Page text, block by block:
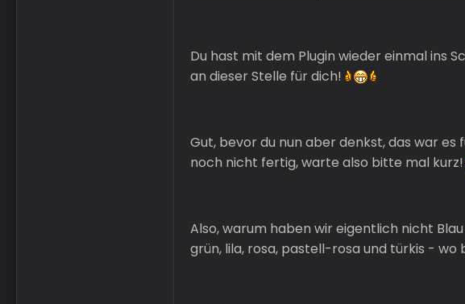
Du hast mit dem Plugin wieder einmal ins
an dieser Stelle für dich!
Gut, bevor du nun aber denkst, das war
noch nicht fertig, warte also bitte mal kurz!
Also, warum haben wir eigentlich nicht
grün, lila, rosa, pastell-rosa und türkis -